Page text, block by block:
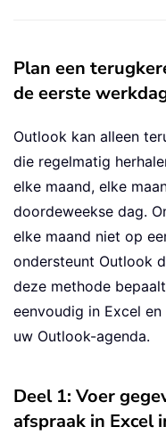
Plan een
de eerste
Outlook kan alleen
die regelmatig
elke maand, elke
doordeweekse dag.
elke maand niet op
ondersteunt Outlook
deze methode
eenvoudig in Excel
uw Outlook-agenda.
Deel 1: Voer
afspraak in Excel